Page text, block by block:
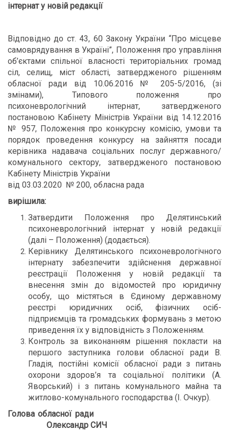
інтернат у новій редакції
Відповідно до ст. 43, 60 Закону України “Про місцеве
самоврядування в Україні”, Положення про управління
об’єктами спільної власності територіальних громад
сіл, селищ, міст області, затвердженого рішенням
обласної ради від 10.06.2016 № 205-5/2016, (зі
змінами), Типового положення про
психоневрологічний інтернат, затвердженого
постановою Кабінету Міністрів України від 14.12.2016
№ 957, Положення про конкурсну комісію, умови та
порядок проведення конкурсу на зайняття посади
керівника надавача соціальних послуг державного/
комунального сектору, затвердженого постановою
Кабінету Міністрів України
від 03.03.2020 № 200, обласна рада
вирішила:
Затвердити Положення про Делятинський
психоневрологічний інтернат у новій редакції
(далі – Положення) (додається).
Керівнику Делятинського психоневрологічного
інтернату забезпечити здійснення державної
реєстрації Положення у новій редакції та
внесення змін до відомостей про юридичну
особу, що містяться в Єдиному державному
реєстрі юридичних осіб, фізичних осіб-
підприємців та громадських формувань з метою
приведення їх у відповідність з Положенням.
Контроль за виконанням рішення покласти на
першого заступника голови обласної ради В.
Гладія, постійні комісії обласної ради з питань
охорони здоров’я та соціальної політики (А.
Яворський) і з питань комунального майна та
житлово-комунального господарства (І. Очкур).
Голова обласної ради
Олександр СИЧ